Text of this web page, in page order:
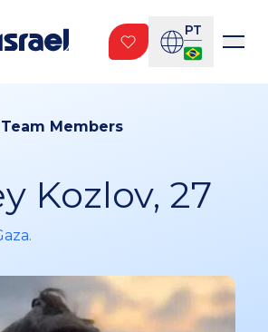
PT
Members
Kozlov, 27